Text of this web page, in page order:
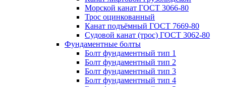
Морской канат ГОСТ 3066-80
Трос оцинкованный
Канат подъёмный ГОСТ 7669-80
Судовой канат (трос) ГОСТ 3062-80
Фундаментные болты
Болт фундаментный тип 1
Болт фундаментный тип 2
Болт фундаментный тип 3
Болт фундаментный тип 4